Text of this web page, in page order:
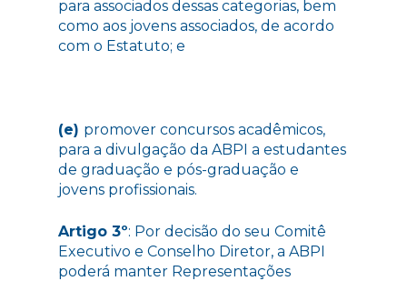
para associados dessas categorias, bem
como aos jovens associados, de acordo
com o Estatuto; e
(e) promover concursos acadêmicos,
para a divulgação da ABPI a estudantes
de graduação e pós-graduação e
jovens profissionais.
Artigo 3º: Por decisão do seu Comitê
Executivo e Conselho Diretor, a ABPI
poderá manter Representações